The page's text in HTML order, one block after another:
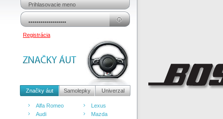
Registrácia
Značky áut Samolepky Univerzal
Alfa Romeo
Audi
Lexus
Mazda